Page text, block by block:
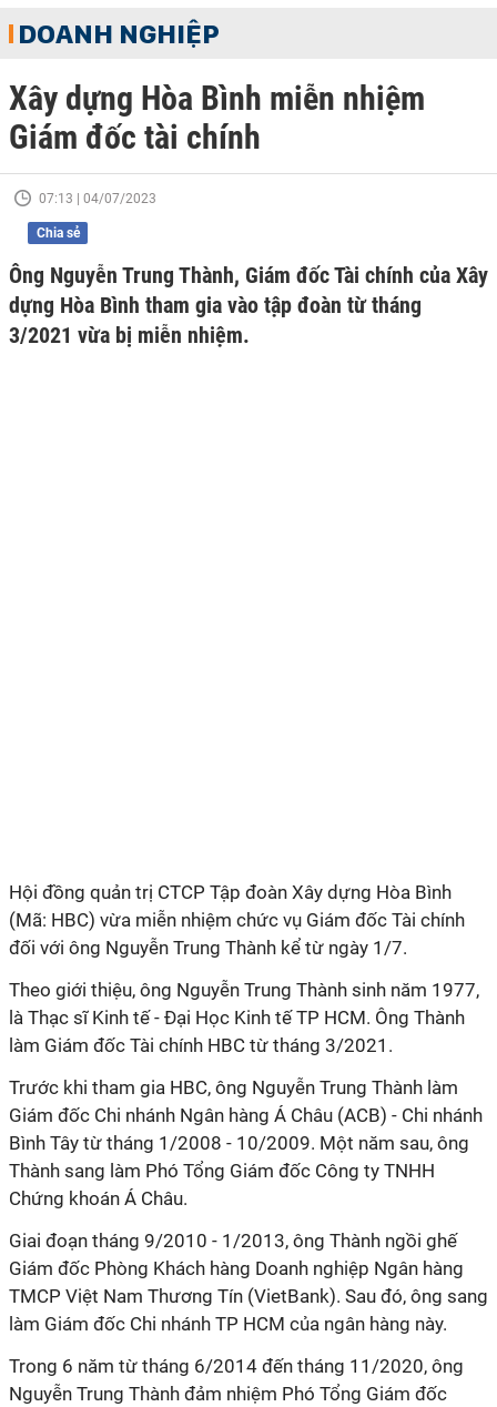
DOANH NGHIỆP
Xây dựng Hòa Bình miễn nhiệm
Giám đốc tài chính
07:13 | 04/07/2023
Chia sẻ
Ông Nguyễn Trung Thành, Giám đốc Tài chính của Xây
dựng Hòa Bình tham gia vào tập đoàn từ tháng
3/2021 vừa bị miễn nhiệm.
Hội đồng quản trị CTCP Tập đoàn Xây dựng Hòa Bình
(Mã: HBC) vừa miễn nhiệm chức vụ Giám đốc Tài chính
đối với ông Nguyễn Trung Thành kể từ ngày 1/7.
Theo giới thiệu, ông Nguyễn Trung Thành sinh năm 1977,
là Thạc sĩ Kinh tế - Đại Học Kinh tế TP HCM. Ông Thành
làm Giám đốc Tài chính HBC từ tháng 3/2021.
Trước khi tham gia HBC, ông Nguyễn Trung Thành làm
Giám đốc Chi nhánh Ngân hàng Á Châu (ACB) - Chi nhánh
Bình Tây từ tháng 1/2008 - 10/2009. Một năm sau, ông
Thành sang làm Phó Tổng Giám đốc Công ty TNHH
Chứng khoán Á Châu.
Giai đoạn tháng 9/2010 - 1/2013, ông Thành ngồi ghế
Giám đốc Phòng Khách hàng Doanh nghiệp Ngân hàng
TMCP Việt Nam Thương Tín (VietBank). Sau đó, ông sang
làm Giám đốc Chi nhánh TP HCM của ngân hàng này.
Trong 6 năm từ tháng 6/2014 đến tháng 11/2020, ông
Nguyễn Trung Thành đảm nhiệm Phó Tổng Giám đốc